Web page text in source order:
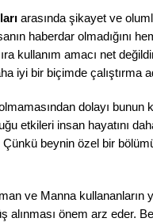
arasında şikayet ve
haberdar olmadığını
kullanım amacı net
iyi bir biçimde çalıştırma
dolayı bunun
etkileri insan hayatını
beynin özel bir
ve Manna kullananların
alınması önem arz eder.